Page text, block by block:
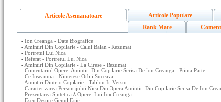
Articole Asemanatoare
Articole Populare
Rank Mare
- Ion Creanga - Date Biografice
- Amintiri Din Copilarie - Calul Balan - Rezumat
- Portretul Lui Nica
- Referat - Portretul Lui Nica
- Amintiri Din Copilarie - La Cirese - Rezumat
- Comentariul Operei Amintiri Din Copilarie Scrisa De Ion Creanga - Prima Parte
- Ce Inseamna - Nimeresc Orbii Suceava
- Amintiri Dintr-o Copilarie - Tablou In Versuri
- Caracterizarea Personajului Nica Din Opera Amintiri Din Copilarie Scrisa De Ion
- Prezentarea Sintetica A Operei Lui Ion Creanga
- Eseu Despre Genul Epic